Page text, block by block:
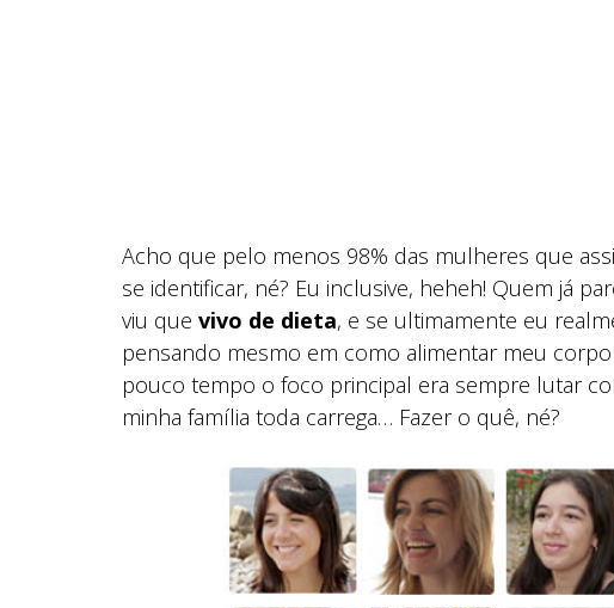
Acho que pelo menos 98% das mulheres que
se identificar, né? Eu inclusive, heheh! Quem já
viu que vivo de dieta, e se ultimamente eu
pensando mesmo em como alimentar meu
pouco tempo o foco principal era sempre lutar
minha família toda carrega… Fazer o quê, né?